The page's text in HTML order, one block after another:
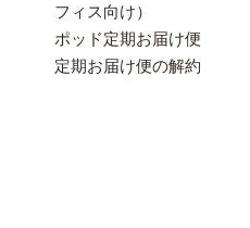
フィス向け）
ポッド定期お届け便
定期お届け便の解約